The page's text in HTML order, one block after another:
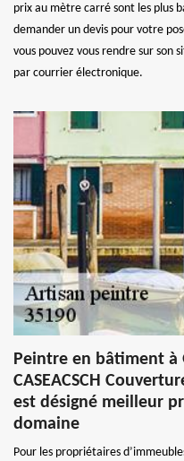
prix au mètre carré sont les plus
demander un devis pour votre
vous pouvez vous rendre sur son
par courrier électronique.
Peintre en bâtiment à
CASEACSCH
est désigné meilleur
domaine
Pour les propriétaires